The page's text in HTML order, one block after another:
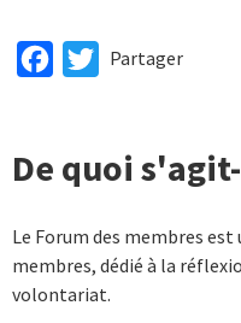
FacebookTwitter
Partager
De quoi
Le Forum des membres
membres, dédié à la
volontariat.